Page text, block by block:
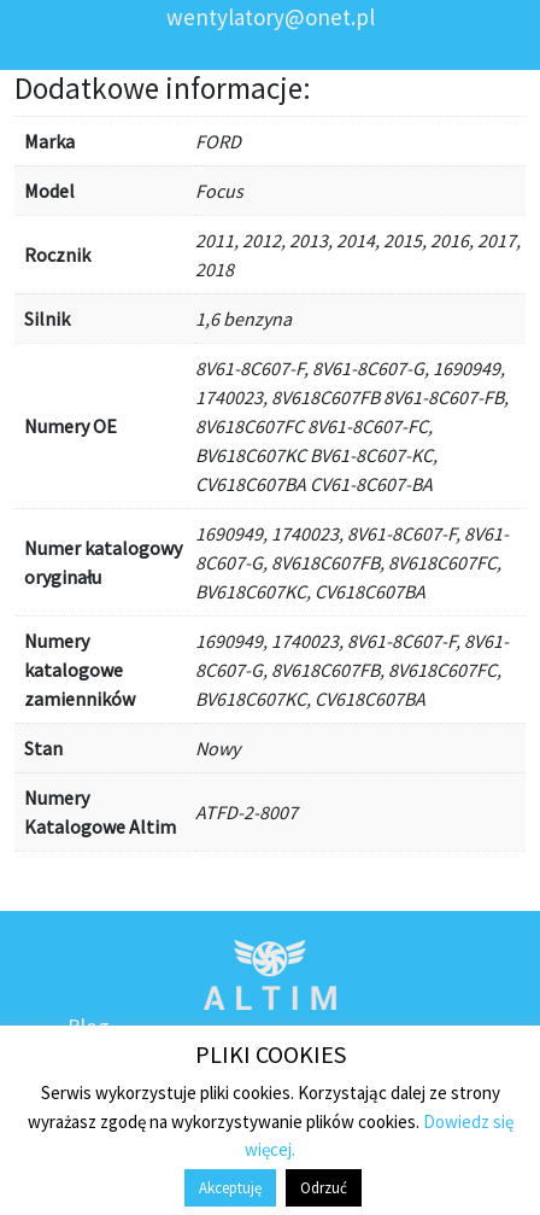
wentylatory@onet.pl
Dodatkowe informacje:
Marka FORD
Model Focus
Rocznik
2011, 2012, 2013, 2014, 2015, 2016, 2017,
2018
Silnik 1,6 benzyna
Numery OE
8V61-8C607-F, 8V61-8C607-G, 1690949,
1740023, 8V618C607FB 8V61-8C607-FB,
8V618C607FC 8V61-8C607-FC,
BV618C607KC BV61-8C607-KC,
CV618C607BA CV61-8C607-BA
Numer katalogowy
oryginału
1690949, 1740023, 8V61-8C607-F, 8V61-
8C607-G, 8V618C607FB, 8V618C607FC,
BV618C607KC, CV618C607BA
Numery
katalogowe
zamienników
1690949, 1740023, 8V61-8C607-F, 8V61-
8C607-G, 8V618C607FB, 8V618C607FC,
BV618C607KC, CV618C607BA
Stan Nowy
Numery
Katalogowe Altim
ATFD-2-8007
Blog
Regulamin sklepu
Polityka prywatności
Płatności i dostawa
PLIKI COOKIES
Serwis wykorzystuje pliki cookies. Korzystając dalej ze strony
wyrażasz zgodę na wykorzystywanie plików cookies. Dowiedz się
więcej.
Akceptuję Odrzuć